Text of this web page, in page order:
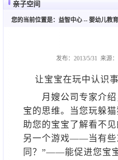
亲子空间
您的当前位置是： 益智中心 -- 婴幼儿教育
发布：2013/5/31 来源
让宝宝在玩中认识
月嫂公司 专家介
宝的思维。当您玩躲
助您的宝宝了解看不
另一个游戏——当有些
同？”——能促进您宝